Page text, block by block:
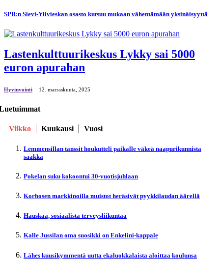
SPR:n Sievi-Ylivieskan osasto kutsuu mukaan vähentämään yksinäisyyttä
Lastenkulttuurikeskus Lykky sai 5000
euron apurahan
Hyvinvointi 12. marraskuuta, 2025
Viikko Kuukausi Vuosi
Lemmensillan tanssit houkutteli paikalle väkeä naapurikunnista
saakka
Pokelan suku kokoontui 30-vuotisjuhlaan
Korhosen markkinoilla muistot heräsivät pyykkilaudan äärellä
Hauskaa, sosiaalista terveysliikuntaa
Kalle Jussilan oma suosikki on Enkelini-kappale
Lähes kuusikymmentä uutta ekaluokkalaista aloittaa koulunsa